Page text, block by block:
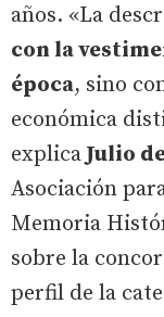
años. «La
con la
época, sino
económica
explica Julio
Asociación
Memoria
sobre la
perfil de la